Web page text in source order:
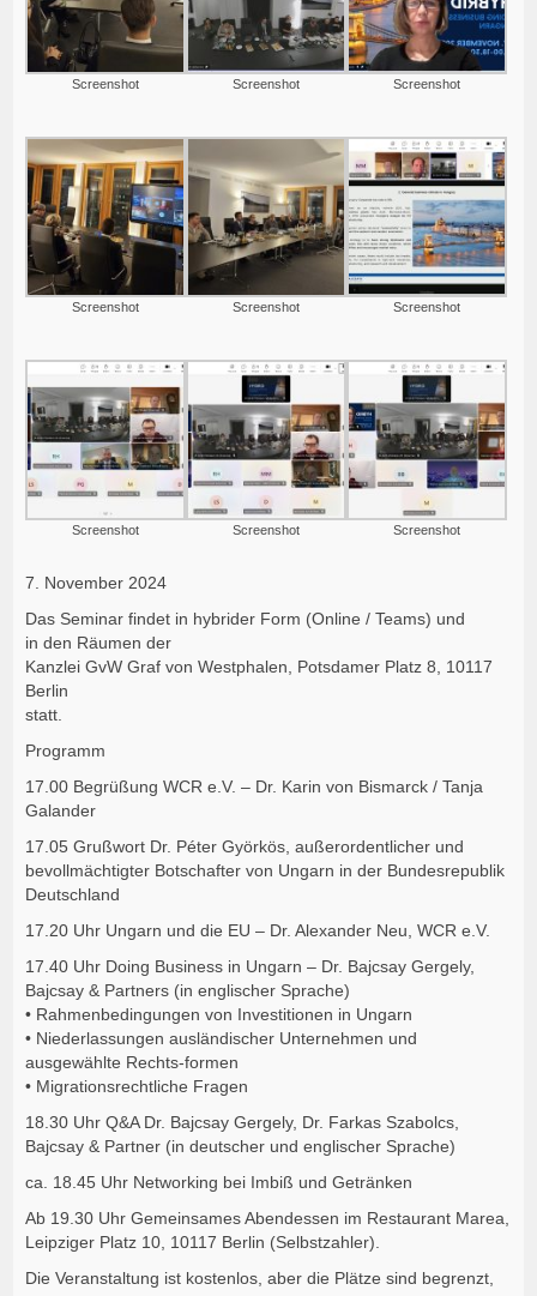
Screenshot Screenshot Screenshot
Screenshot Screenshot Screenshot
Screenshot Screenshot Screenshot
7. November 2024
Das Seminar findet in hybrider Form (Online / Teams) und
in den Räumen der
Kanzlei GvW Graf von Westphalen, Potsdamer Platz 8, 10117
Berlin
statt.
Programm
17.00 Begrüßung WCR e.V. – Dr. Karin von Bismarck / Tanja
Galander
17.05 Grußwort Dr. Péter Györkös, außerordentlicher und
bevollmächtigter Botschafter von Ungarn in der Bundesrepublik
Deutschland
17.20 Uhr Ungarn und die EU – Dr. Alexander Neu, WCR e.V.
17.40 Uhr Doing Business in Ungarn – Dr. Bajcsay Gergely,
Bajcsay & Partners (in englischer Sprache)
• Rahmenbedingungen von Investitionen in Ungarn
• Niederlassungen ausländischer Unternehmen und
ausgewählte Rechts-formen
• Migrationsrechtliche Fragen
18.30 Uhr Q&A Dr. Bajcsay Gergely, Dr. Farkas Szabolcs,
Bajcsay & Partner (in deutscher und englischer Sprache)
ca. 18.45 Uhr Networking bei Imbiß und Getränken
Ab 19.30 Uhr Gemeinsames Abendessen im Restaurant Marea,
Leipziger Platz 10, 10117 Berlin (Selbstzahler).
Die Veranstaltung ist kostenlos, aber die Plätze sind begrenzt,